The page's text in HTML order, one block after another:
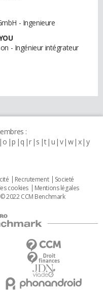
- Ingenieure
- Ingénieur intégrateur
:
o p q r s t u v w x y
Recrutement
Societé
cookies
Mentions légales
© 2022 CCM Benchmark